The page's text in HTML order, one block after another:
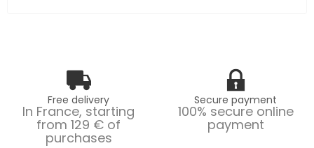
Free delivery
In France, starting
from 129 € of
purchases
Secure payment
100% secure online
payment